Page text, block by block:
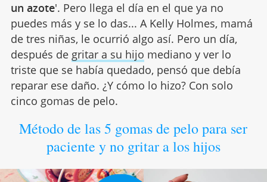
un azote'. Pero llega el día en el que ya no
puedes más y se lo das... A Kelly Holmes, mamá
de tres niñas, le ocurrió algo así. Pero un día,
después de gritar a su hijo mediano y ver lo
triste que se había quedado, pensó que debía
reparar ese daño. ¿Y cómo lo hizo? Con solo
cinco gomas de pelo.
Método de las 5 gomas de pelo para ser
paciente y no gritar a los hijos